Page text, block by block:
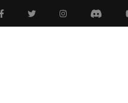
FacebookTwitter InstagramDiscord